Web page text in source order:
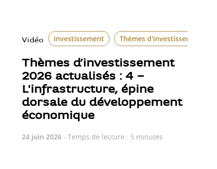
Vidéo Investissement Thèmes d'investissement
Thèmes d’investissement
2026 actualisés : 4 –
L'infrastructure, épine
dorsale du développement
économique
24 juin 2026- Temps de lecture : 5 minutes